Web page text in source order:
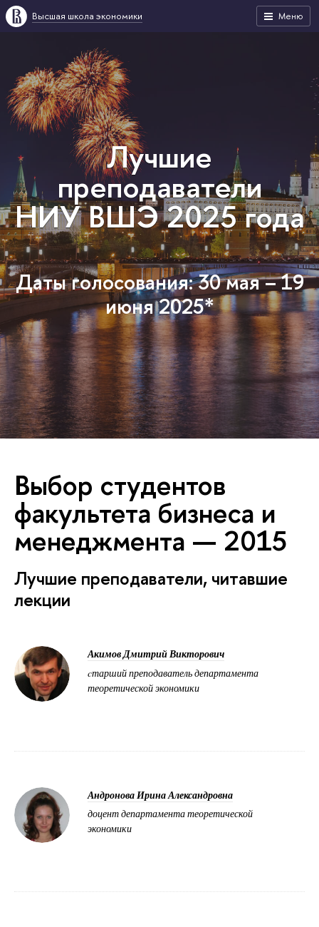
Меню
Высшая школа экономики
Лучшие
преподаватели
НИУ ВШЭ 2025 года
Даты голосования: 30 мая – 19
июня 2025*
Выбор студентов
факультета бизнеса и
менеджмента — 2015
Лучшие преподаватели, читавшие
лекции
Акимов Дмитрий Викторович
cтарший преподаватель департамента
теоретической экономики
Андронова Ирина Александровна
доцент департамента теоретической
экономики